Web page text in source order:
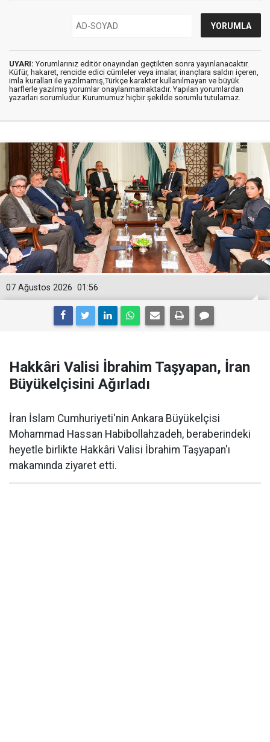
UYARI: Yorumlarınız editör onayından geçtikten sonra yayınlanacaktır.
Küfür, hakaret, rencide edici cümleler veya imalar, inançlara saldırı içeren,
imla kuralları ile yazılmamış,Türkçe karakter kullanılmayan ve büyük
harflerle yazılmış yorumlar onaylanmamaktadır. Yapılan yorumlardan
yazarları sorumludur. Kurumumuz hiçbir şekilde sorumlu tutulamaz.
01:56
07 Ağustos 2026
Hakkâri Valisi İbrahim Taşyapan, İran
Büyükelçisini Ağırladı
İran İslam Cumhuriyeti'nin Ankara Büyükelçisi
Mohammad Hassan Habibollahzadeh, beraberindeki
heyetle birlikte Hakkâri Valisi İbrahim Taşyapan'ı
makamında ziyaret etti.